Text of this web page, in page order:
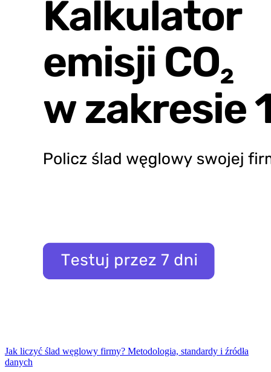
Jak liczyć ślad węglowy firmy? Metodologia, standardy i źródła
danych